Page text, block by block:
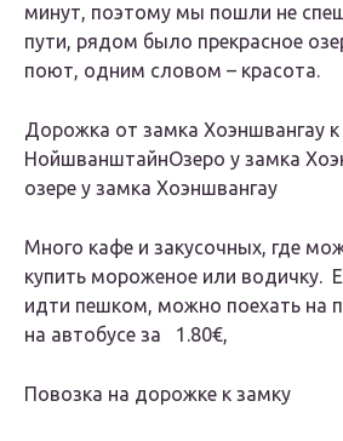
минут, поэтому мы пошли не
пути, рядом было прекрасное
поют, одним словом – красота.
Дорожка от замка Хоэншвангау к
НойшванштайнОзеро у замка
озере у замка Хоэншвангау
Много кафе и закусочных, где
купить мороженое или водичку.
идти пешком, можно поехать на
на автобусе за 1.80€,
Повозка на дорожке к замку